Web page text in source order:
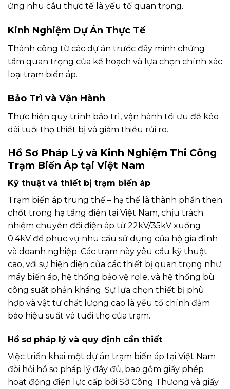
ứng nhu cầu thực tế là yếu tố quan trọng.
Kinh Nghiệm Dự Án Thực Tế
Thành công từ các dự án trước đây minh chứng
tầm quan trọng của kế hoạch và lựa chọn chính xác
loại trạm biến áp.
Bảo Trì và Vận Hành
Thực hiện quy trình bảo trì, vận hành tối ưu để kéo
dài tuổi thọ thiết bị và giảm thiểu rủi ro.
Hồ Sơ Pháp Lý và Kinh Nghiệm Thi Công
Trạm Biến Áp tại Việt Nam
Kỹ thuật và thiết bị trạm biến áp
Trạm biến áp trung thế – hạ thế là thành phần then
chốt trong hạ tầng điện tại Việt Nam, chịu trách
nhiệm chuyển đổi điện áp từ 22kV/35kV xuống
0.4kV để phục vụ nhu cầu sử dụng của hộ gia đình
và doanh nghiệp. Các trạm này yêu cầu kỹ thuật
cao, với sự hiện diện của các thiết bị quan trọng như
máy biến áp, hệ thống bảo vệ rơle, và hệ thống bù
công suất phản kháng. Sự lựa chọn thiết bị phù
hợp và vật tư chất lượng cao là yếu tố chính đảm
bảo hiệu suất và tuổi thọ của trạm.
Hồ sơ pháp lý và quy định cần thiết
Việc triển khai một dự án trạm biến áp tại Việt Nam
đòi hỏi hồ sơ pháp lý đầy đủ, bao gồm giấy phép
hoạt động điện lực cấp bởi Sở Công Thương và giấy